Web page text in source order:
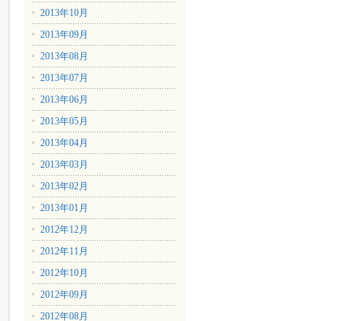
2013年10月
2013年09月
2013年08月
2013年07月
2013年06月
2013年05月
2013年04月
2013年03月
2013年02月
2013年01月
2012年12月
2012年11月
2012年10月
2012年09月
2012年08月